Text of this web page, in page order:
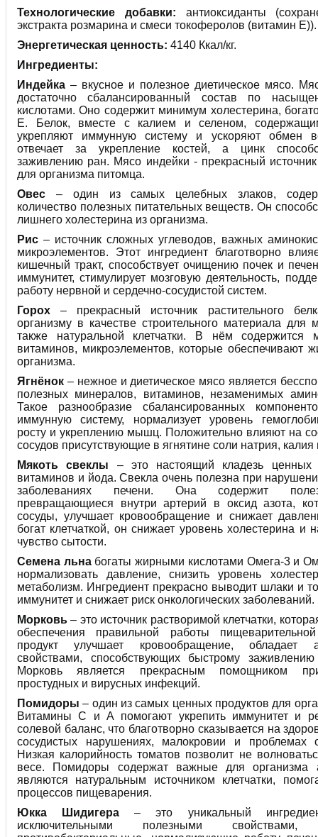
Технологические добавки: антиоксиданты
экстракта розмарина и смеси токоферолов (витамин Е)).
Энергетическая ценность: 4140 Ккал/кг.
Ингредиенты:
Индейка – вкусное и полезное диетическое мясо.
достаточно сбалансированный состав по
кислотами. Оно содержит минимум холестерина,
Е. Белок, вместе с калием и селеном,
укрепляют иммунную систему и ускоряют обмен
отвечает за укрепление костей, а цинк
заживлению ран. Мясо индейки - прекрасный
для организма питомца.
Овес – один из самых целебных злаков,
количество полезных питательных веществ. Он
лишнего холестерина из организма.
Рис – источник сложных углеводов, важных
микроэлементов. Этот ингредиент благотворно
кишечный тракт, способствует очищению почек и
иммунитет, стимулирует мозговую деятельность,
работу нервной и сердечно-сосудистой систем.
Горох – прекрасный источник растительного
организму в качестве строительного материала
также натуральной клетчатки. В нём содержится
витаминов, микроэлементов, которые обеспечивают
организма.
Ягнёнок – нежное и диетическое мясо является
полезных минералов, витаминов, незаменимых
Такое разнообразие сбалансированных
иммунную систему, нормализует уровень
росту и укреплению мышц. Положительно влияют на
сосудов присутствующие в ягнятине соли натрия, калия
Мякоть свеклы – это настоящий кладезь ценных
витаминов и йода. Свекла очень полезна при
заболеваниях печени. Она содержит
превращающиеся внутри артерий в оксид азота,
сосуды, улучшает кровообращение и снижает
богат клетчаткой, он снижает уровень холестерина и
чувство сытости.
Семена льнабогаты жирными кислотами Омега-3 и
нормализовать давление, снизить уровень
метаболизм. Ингредиент прекрасно выводит шлаки и
иммунитет и снижает риск онкологических заболеваний.
Морковь – это источник растворимой клетчатки,
обеспечения правильной работы
продукт улучшает кровообращение, обладает
свойствами, способствующих быстрому
Морковь является прекрасным помощником
простудных и вирусных инфекций.
Помидоры – один из самых ценных продуктов для
Витамины С и А помогают укрепить иммунитет и
солевой баланс, что благотворно сказывается на
сосудистых нарушениях, малокровии и проблемах
Низкая калорийность томатов позволит не
весе. Помидоры содержат важные для организма
являются натуральным источником клетчатки,
процессов пищеварения.
Юкка Шидигера – это уникальный
исключительными полезными